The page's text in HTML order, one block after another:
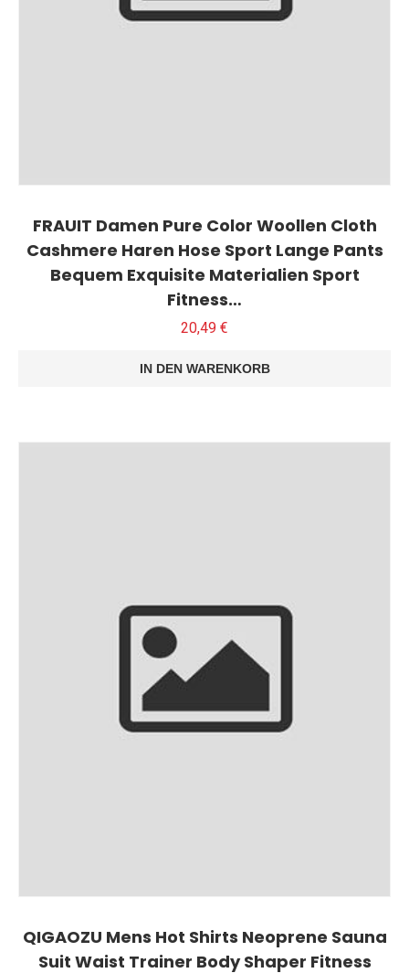
FRAUIT Damen Pure Color Woollen Cloth
Cashmere Haren Hose Sport Lange Pants
Bequem Exquisite Materialien Sport
Fitness…
20,49 €
IN DEN WARENKORB
QIGAOZU Mens Hot Shirts Neoprene Sauna
Suit Waist Trainer Body Shaper Fitness